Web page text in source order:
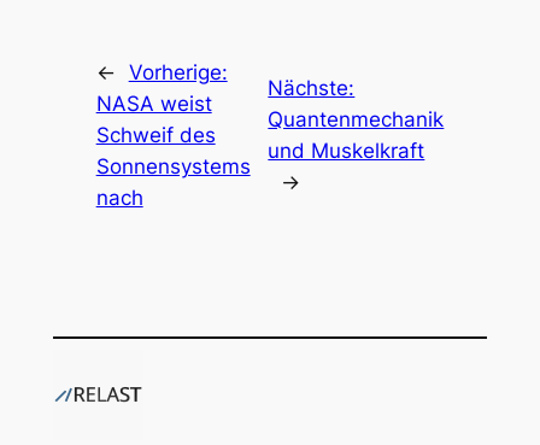
← Vorherige:
NASA weist
Schweif des
Sonnensystems
nach
Nächste:
Quantenmechanik
und Muskelkraft
→